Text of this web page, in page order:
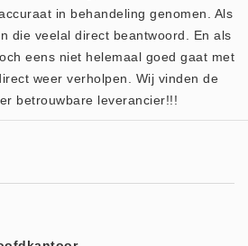
in behandeling genomen. Als
die veelal direct beantwoord. En als
eens niet helemaal goed gaat met
weer verholpen. Wij vinden de
betrouwbare leverancier!!!